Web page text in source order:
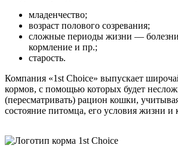
младенчество;
возраст полового созревания;
сложные периоды жизни —
кормление и пр.;
старость.
Компания «1st Choice» выпускает
кормов, с помощью которых будет
(пересматривать) рацион кошки,
состояние питомца, его условия жизни и